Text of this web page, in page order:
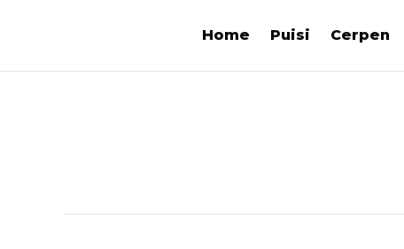
Home Puisi Cerpen